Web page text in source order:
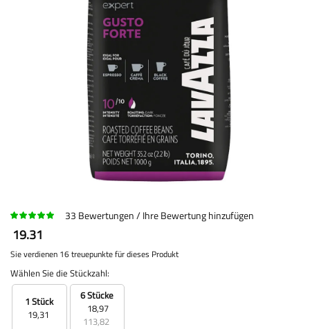
33 Bewertungen Ihre Bewertung hinzufügen
19.31
Sie verdienen 16 treuepunkte für dieses Produkt
Wählen Sie die Stückzahl:
1 Stück
19,31
6 Stücke
18,97
113,82